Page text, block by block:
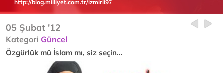
http://blog.milliyet.com.tr/izmirli97
05 Şubat '12
Kategori Güncel
Özgürlük mü İslam mı, siz seçin…